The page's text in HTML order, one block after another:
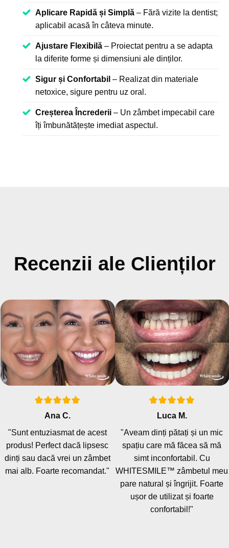
Aplicare Rapidă și Simplă – Fără vizite la dentist;
aplicabil acasă în câteva minute.
Ajustare Flexibilă – Proiectat pentru a se adapta
la diferite forme și dimensiuni ale dinților.
Sigur și Confortabil – Realizat din materiale
netoxice, sigure pentru uz oral.
Creșterea Încrederii – Un zâmbet impecabil care
îți îmbunătățește imediat aspectul.
Recenzii ale Clienților
Ana C.
"Sunt entuziasmat de acest
produs! Perfect dacă lipsesc
dinți sau dacă vrei un zâmbet
mai alb. Foarte recomandat."
Luca M.
"Aveam dinți pătați și un mic
spațiu care mă făcea să mă
simt inconfortabil. Cu
WHITESMILE™ zâmbetul meu
pare natural și îngrijit. Foarte
ușor de utilizat și foarte
confortabil!"